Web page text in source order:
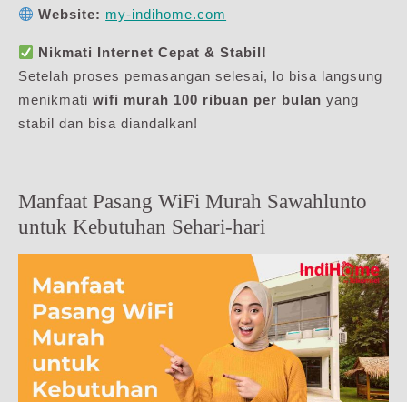
Website: my-indihome.com
Nikmati Internet Cepat & Stabil!
Setelah proses pemasangan selesai, lo bisa langsung
menikmati wifi murah 100 ribuan per bulan yang
stabil dan bisa diandalkan!
Manfaat Pasang WiFi Murah Sawahlunto
untuk Kebutuhan Sehari-hari